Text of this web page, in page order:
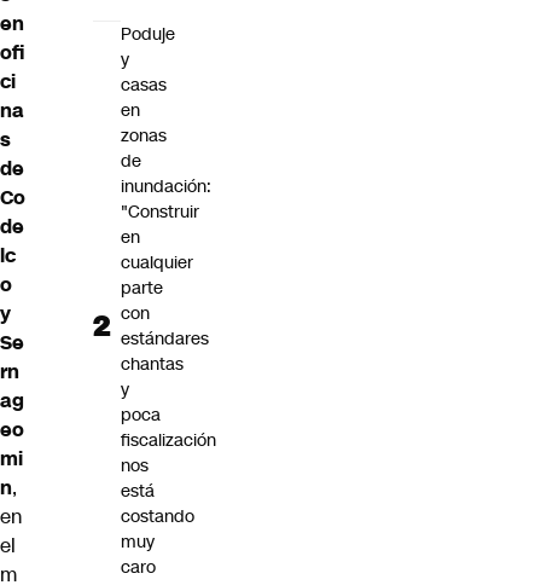
en
ofi
ci
na
s
de
Co
de
lc
o
y
Se
rn
ag
eo
mi
n,
en
el
m
Poduje
y
casas
en
zonas
de
inundación:
"Construir
en
cualquier
parte
con
estándares
chantas
y
poca
fiscalización
nos
está
costando
muy
caro